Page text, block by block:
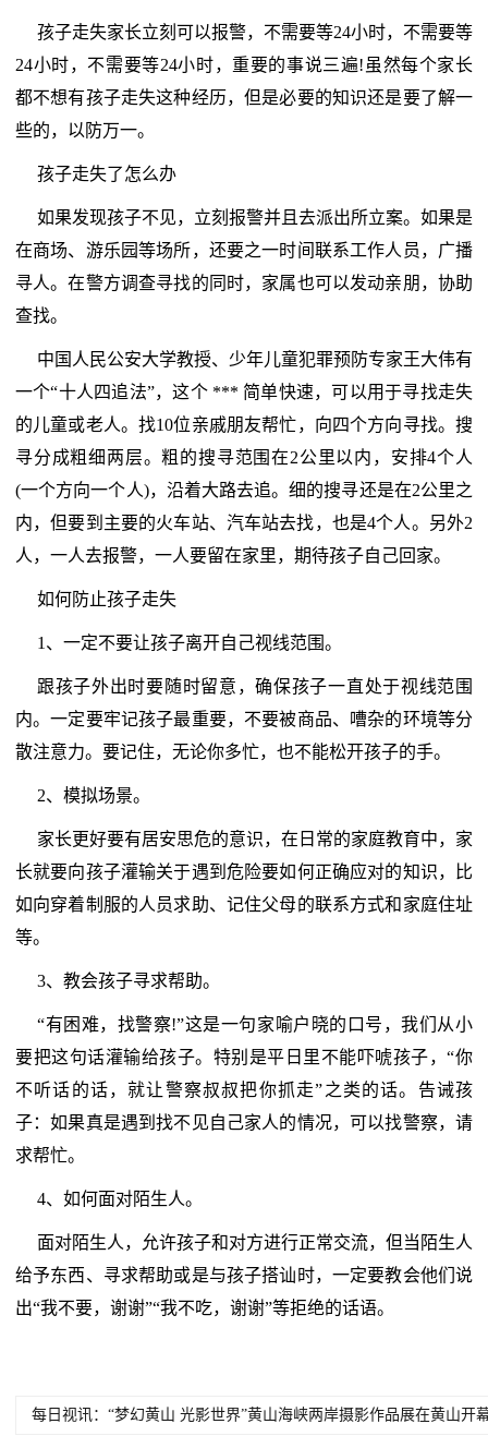
孩子走失家长立刻可以报警，不需要等24小时，不需要等
24小时，不需要等24小时，重要的事说三遍!虽然每个家长
都不想有孩子走失这种经历，但是必要的知识还是要了解一
些的，以防万一。
孩子走失了怎么办
如果发现孩子不见，立刻报警并且去派出所立案。如果是
在商场、游乐园等场所，还要之一时间联系工作人员，广播
寻人。在警方调查寻找的同时，家属也可以发动亲朋，协助
查找。
中国人民公安大学教授、少年儿童犯罪预防专家王大伟有
一个“十人四追法”，这个 *** 简单快速，可以用于寻找走失
的儿童或老人。找10位亲戚朋友帮忙，向四个方向寻找。搜
寻分成粗细两层。粗的搜寻范围在2公里以内，安排4个人
(一个方向一个人)，沿着大路去追。细的搜寻还是在2公里之
内，但要到主要的火车站、汽车站去找，也是4个人。另外2
人，一人去报警，一人要留在家里，期待孩子自己回家。
如何防止孩子走失
1、一定不要让孩子离开自己视线范围。
跟孩子外出时要随时留意，确保孩子一直处于视线范围
内。一定要牢记孩子最重要，不要被商品、嘈杂的环境等分
散注意力。要记住，无论你多忙，也不能松开孩子的手。
2、模拟场景。
家长更好要有居安思危的意识，在日常的家庭教育中，家
长就要向孩子灌输关于遇到危险要如何正确应对的知识，比
如向穿着制服的人员求助、记住父母的联系方式和家庭住址
等。
3、教会孩子寻求帮助。
“有困难，找警察!”这是一句家喻户晓的口号，我们从小
要把这句话灌输给孩子。特别是平日里不能吓唬孩子，“你
不听话的话，就让警察叔叔把你抓走”之类的话。告诫孩
子：如果真是遇到找不见自己家人的情况，可以找警察，请
求帮忙。
4、如何面对陌生人。
面对陌生人，允许孩子和对方进行正常交流，但当陌生人
给予东西、寻求帮助或是与孩子搭讪时，一定要教会他们说
出“我不要，谢谢”“我不吃，谢谢”等拒绝的话语。
每日视讯：“梦幻黄山 光影世界”黄山海峡两岸摄影作品展在黄山开